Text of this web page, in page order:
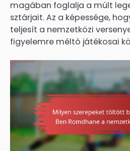
magában foglalja a múlt
sztárjait. Az a képessége,
teljesít a nemzetközi
figyelemre méltó játékosai